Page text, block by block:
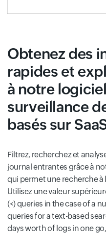
Obtenez des
rapides et
à notre
surveillance
basés sur
Filtrez, recherchez et
journal entrantes grâce à
qui permet une recherche
Utilisez une valeur
(<) queries in the case of a
queries for a text-based
days worth of logs in one